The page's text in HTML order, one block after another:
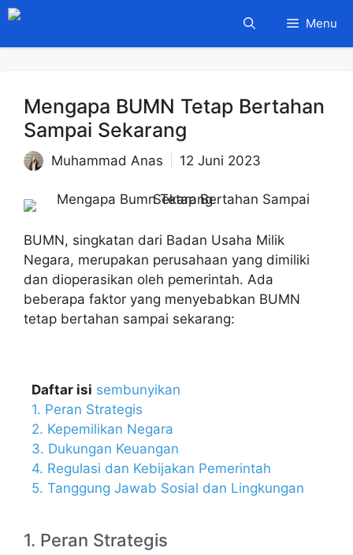
Langsung
isi
Menu
Mengapa BUMN Tetap Bertahan
Sampai Sekarang
Muhammad Anas 12 Juni 2023
BUMN, singkatan dari Badan Usaha Milik
Negara, merupakan perusahaan yang dimiliki
dan dioperasikan oleh pemerintah. Ada
beberapa faktor yang menyebabkan BUMN
tetap bertahan sampai sekarang:
Daftar isi sembunyikan
1. Peran Strategis
2. Kepemilikan Negara
3. Dukungan Keuangan
4. Regulasi dan Kebijakan Pemerintah
5. Tanggung Jawab Sosial dan Lingkungan
1. Peran Strategis